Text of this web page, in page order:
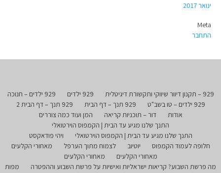
ינואר 2017
Meta
התחבר
929 – תקנון דיוור שיווקי ותקשורת דיגיטלית 929 ילדים
929 ילדים – חנוכה
929 ילדים – טו בשב"ט
929 תנך – דף הבית
929 תנך – דף הבית 2
אודות
דור – תוכניות קריאה
המן ועוד כמה צוררים
התנך שלנו מגיע עד הבית | הקמפוס הוירטואלי
התנך שלנו מגיע עד הבית | הקמפוס הוירטואלי
ויהי פודאקסט
חלופה לעמוד הקמפוס
יוטיוב לצמוח מתוך הערפל
מאחורי הקלעים
מאחורי הקלעים
מאחורי הקלעים
מה פרשת השבוע? קריאות ישראליות ואישיות על פרשת השבוע וההפטרה
מפות